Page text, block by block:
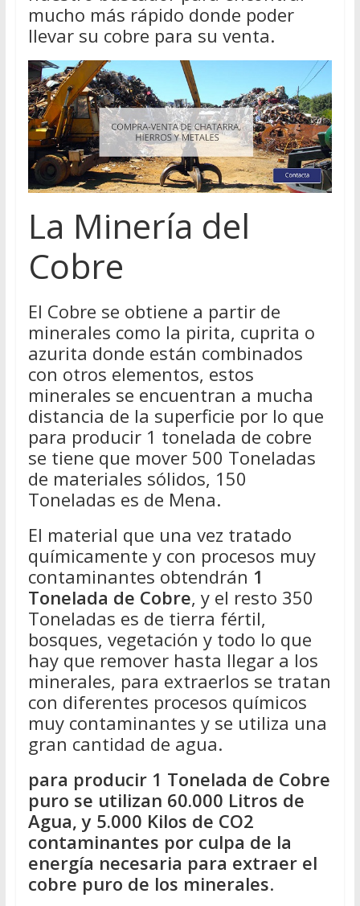
mucho más rápido donde poder
llevar su cobre para su venta.
La Minería del
Cobre
El Cobre se obtiene a partir de
minerales como la pirita, cuprita o
azurita donde están combinados
con otros elementos, estos
minerales se encuentran a mucha
distancia de la superficie por lo que
para producir 1 tonelada de cobre
se tiene que mover 500 Toneladas
de materiales sólidos, 150
Toneladas es de Mena.
El material que una vez tratado
químicamente y con procesos muy
contaminantes obtendrán 1
Tonelada de Cobre, y el resto 350
Toneladas es de tierra fértil,
bosques, vegetación y todo lo que
hay que remover hasta llegar a los
minerales, para extraerlos se tratan
con diferentes procesos químicos
muy contaminantes y se utiliza una
gran cantidad de agua.
para producir 1 Tonelada de Cobre
puro se utilizan 60.000 Litros de
Agua, y 5.000 Kilos de CO2
contaminantes por culpa de la
energía necesaria para extraer el
cobre puro de los minerales.